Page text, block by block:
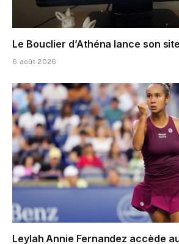
Le Bouclier d’Athéna lance son
6 août 2026
Leylah Annie Fernandez accède